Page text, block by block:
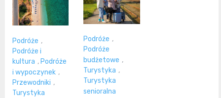
Podróże ,
Podróże i
kultura , Podróże
i wypoczynek ,
Przewodniki ,
Turystyka
Podróże ,
Podróże
budżetowe ,
Turystyka ,
Turystyka
senioralna